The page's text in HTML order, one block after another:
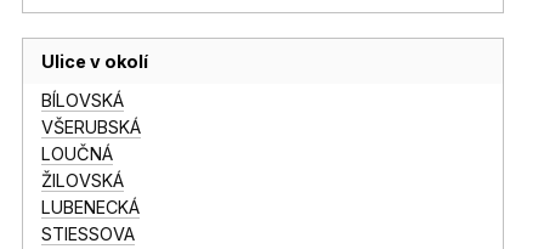
Ulice v okolí
BÍLOVSKÁ
VŠERUBSKÁ
LOUČNÁ
ŽILOVSKÁ
LUBENECKÁ
STIESSOVA